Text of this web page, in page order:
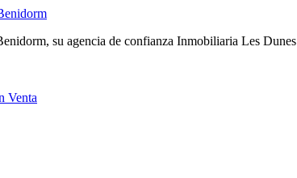
su agencia de confianza Inmobiliaria Les Dunes
Venta